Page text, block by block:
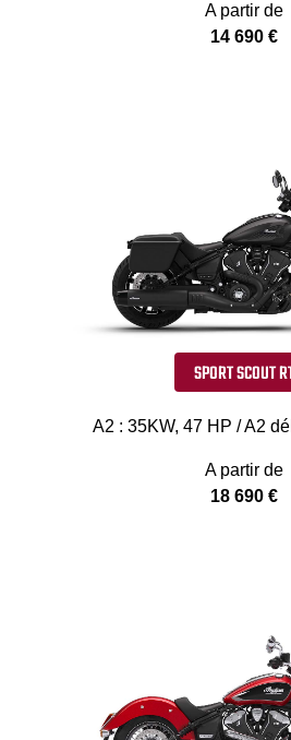
A partir de
14 690 €
SPORT SCOUT
A2 : 35KW, 47 HP / A2
A partir de
18 690 €